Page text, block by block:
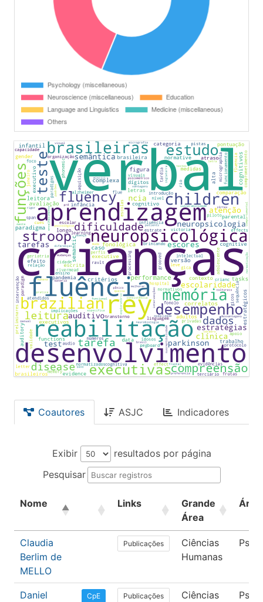
Coautores ASJC Indicadores
Exibir
resultados por página
Pesquisar
Nome Links
Grande
Área
Área
Claudia
Berlim de
MELLO
Publicações
Ciências
Humanas
Daniel
CpE Publicações
Ciências